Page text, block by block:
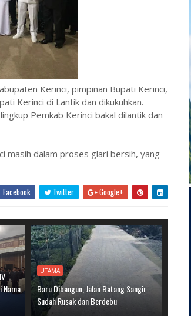
Kerinci, pimpinan Bupati Kerinci,
Kerinci di Lantik dan dikukuhkan.
Pemkab Kerinci bakal dilantik dan
masih dalam proses glari bersih, yang
Facebook Twitter Google+
Nama
UTAMA
Baru Dibangun, Jalan Batang Sangir
Sudah Rusak dan Berdebu